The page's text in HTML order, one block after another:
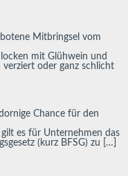
Mitbringsel vom
mit Glühwein und
verziert oder ganz schlicht
Chance für den
es für Unternehmen das
(kurz BFSG) zu
[…]